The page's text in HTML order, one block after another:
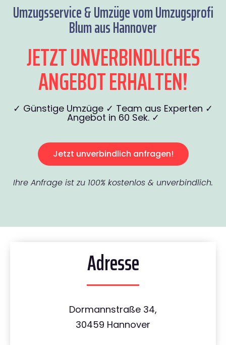
Umzugsservice & Umzüge vom Umzugsprofi
Blum aus Hannover
JETZT UNVERBINDLICHES
ANGEBOT ERHALTEN!
✓ Günstige Umzüge ✓ Team aus Experten ✓
Angebot in 60 Sek. ✓
Jetzt unverbindlich anfragen!
Ihre Anfrage ist zu 100% kostenlos & unverbindlich.
Adresse
Dormannstraße 34,
30459 Hannover